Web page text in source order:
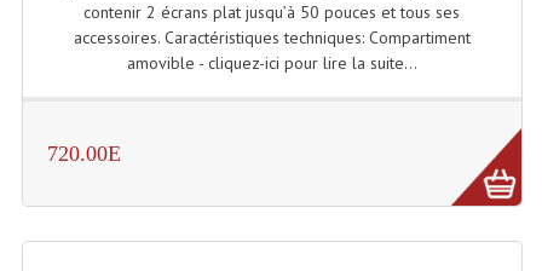
Table Mixages Et Contrôleurs & Consoles
Tables De Mixage DJ
contenir 2 écrans plat jusqu’à 50 pouces et tous ses
accessoires. Caractéristiques techniques: Compartiment
amovible - cliquez-ici pour lire la suite...
720.00E